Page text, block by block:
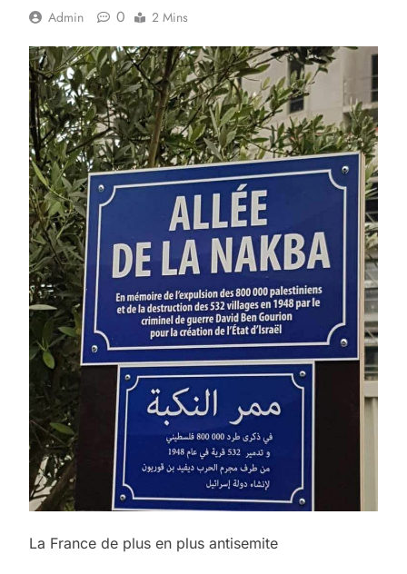
Admin 0 2 Mins
La France de plus en plus antisemite